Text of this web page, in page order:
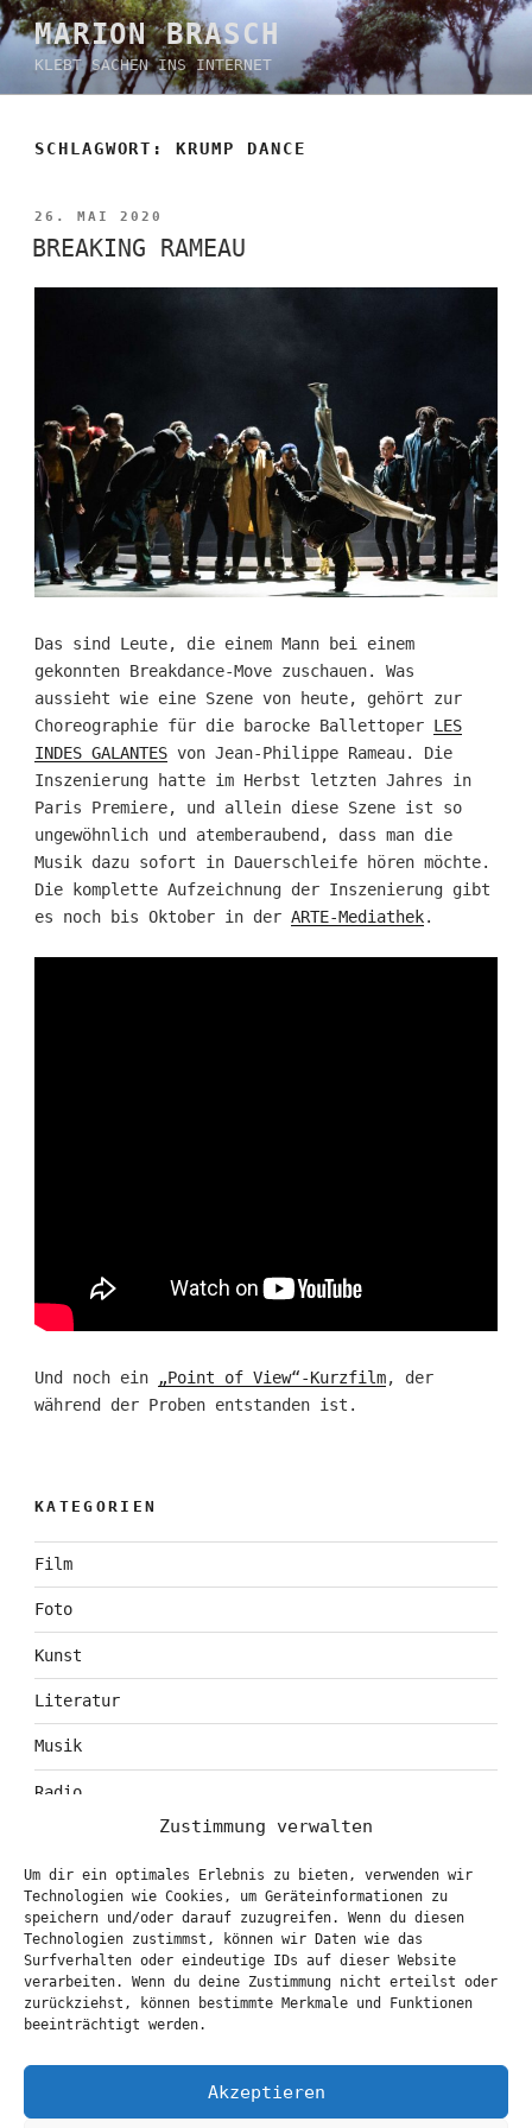
Zustimmung verwalten
Um dir ein optimales Erlebnis zu bieten, verwenden wir
Technologien wie Cookies, um Geräteinformationen zu
speichern und/oder darauf zuzugreifen. Wenn du diesen
Technologien zustimmst, können wir Daten wie das
Surfverhalten oder eindeutige IDs auf dieser Website
verarbeiten. Wenn du deine Zustimmung nicht erteilst oder
zurückziehst, können bestimmte Merkmale und Funktionen
beeinträchtigt werden.
Akzeptieren
Zum
Inhalt
springen
MARION BRASCH
KLEBT SACHEN INS INTERNET
SCHLAGWORT:KRUMP DANCE
VERÖFFENTLICHT
AM
26. MAI 2020
BREAKING RAMEAU
Das sind Leute, die einem Mann bei einem
gekonnten Breakdance-Move zuschauen. Was
aussieht wie eine Szene von heute, gehört zur
Choreographie für die barocke Ballettoper LES
INDES GALANTESvon Jean-Philippe Rameau. Die
Inszenierung hatte im Herbst letzten Jahres in
Paris Premiere, und allein diese Szene ist so
ungewöhnlich und atemberaubend, dass man die
Musik dazu sofort in Dauerschleife hören möchte.
Die komplette Aufzeichnung der Inszenierung gibt
es noch bis Oktober in der ARTE-Mediathek.
Und noch ein „Point of View“-Kurzfilm, der
während der Proben entstanden ist.
KATEGORIEN
Film
Foto
Kunst
Literatur
Musik
Radio
Theater
KONTAKT & BOOKING
info@marionbrasch.de